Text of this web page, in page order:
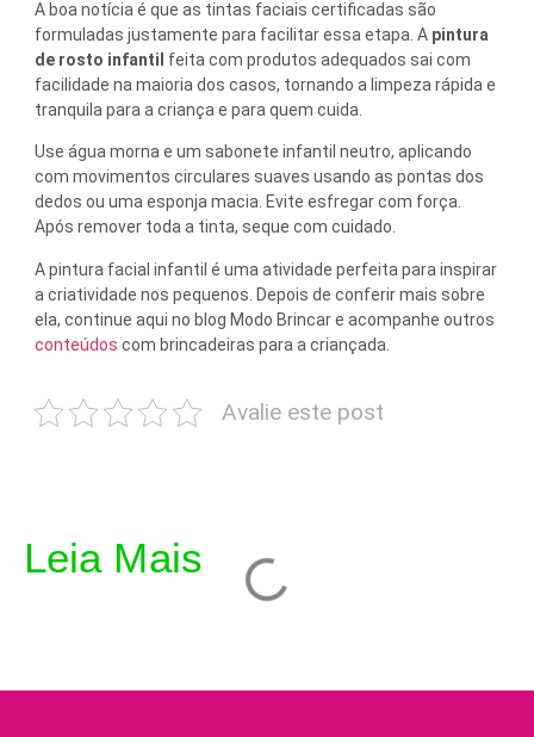
A boa notícia é que as tintas faciais certificadas são
formuladas justamente para facilitar essa etapa. A pintura
de rosto infantil feita com produtos adequados sai com
facilidade na maioria dos casos, tornando a limpeza rápida e
tranquila para a criança e para quem cuida.
Use água morna e um sabonete infantil neutro, aplicando
com movimentos circulares suaves usando as pontas dos
dedos ou uma esponja macia. Evite esfregar com força.
Após remover toda a tinta, seque com cuidado.
A pintura facial infantil é uma atividade perfeita para inspirar
a criatividade nos pequenos. Depois de conferir mais sobre
ela, continue aqui no blog Modo Brincar e acompanhe outros
conteúdos com brincadeiras para a criançada.
Avalie este post
Leia Mais